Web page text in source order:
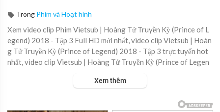
Trong Phim và Hoạt hình
Xem video clip Phim Vietsub | Hoàng Tử Truyền Kỳ (Prince of L
egend) 2018 - Tập 3 Full HD mới nhất, video clip Vietsub | Hoàn
g Tử Truyền Kỳ (Prince of Legend) 2018 - Tập 3 trực tuyến hot
nhất, video clip Vietsub | Hoàng Tử Truyền Kỳ (Prince of Legen
Xem thêm